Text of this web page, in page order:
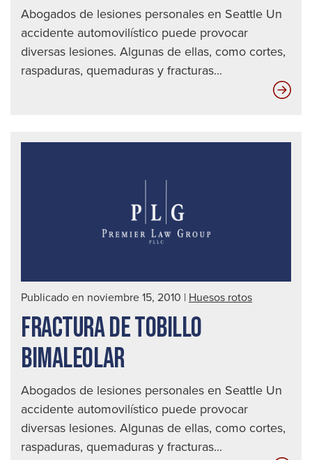
Abogados de lesiones personales en Seattle Un
accidente automovilístico puede provocar
diversas lesiones. Algunas de ellas, como cortes,
raspaduras, quemaduras y fracturas...
al
en
Publicado en noviembre 15, 2010 | Huesos rotos
FRACTURA DE TOBILLO
BIMALEOLAR
Abogados de lesiones personales en Seattle Un
accidente automovilístico puede provocar
diversas lesiones. Algunas de ellas, como cortes,
raspaduras, quemaduras y fracturas...